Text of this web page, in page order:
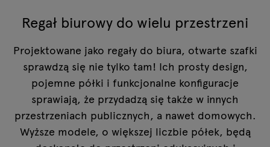
Regał biurowy do wielu przestrzeni
Projektowane jako regały do biura, otwarte szafki
sprawdzą się nie tylko tam! Ich prosty design,
pojemne półki i funkcjonalne konfiguracje
sprawiają, że przydadzą się także w innych
przestrzeniach publicznych, a nawet domowych.
Wyższe modele, o większej liczbie półek, będą